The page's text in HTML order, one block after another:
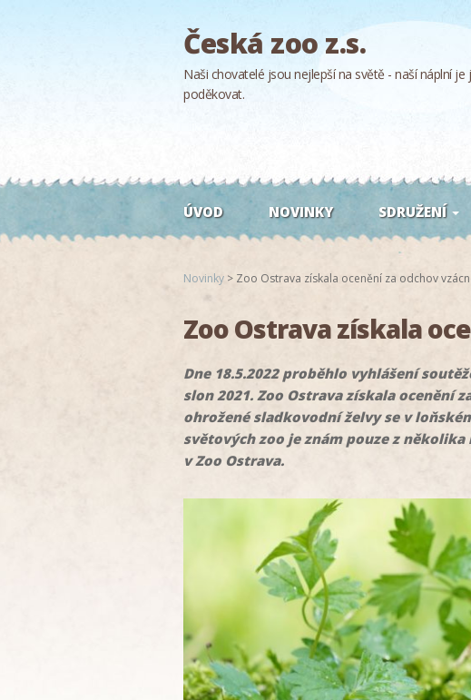
Česká zoo z.s.
Naši chovatelé jsou nejlepší na světě - naší náplní je
poděkovat.
ÚVOD NOVINKY SDRUŽENÍ
Novinky > Zoo Ostrava získala ocenění za odchov
Zoo Ostrava získala
Dne 18.5.2022 proběhlo vyhlášení
slon 2021. Zoo Ostrava získala
ohrožené sladkovodní želvy se v
světových zoo je znám pouze z
v Zoo Ostrava.